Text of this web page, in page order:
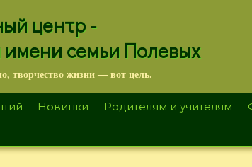
центр -
имени семьи Полевых
творчество жизни — вот цель.
Новинки Родителям и учителям